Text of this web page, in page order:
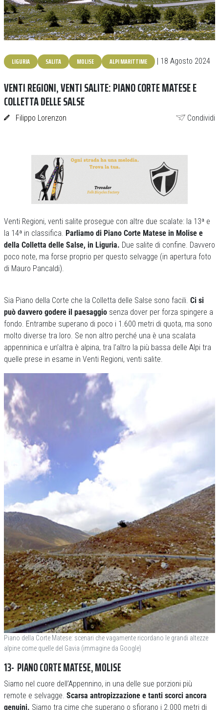
LIGURIA SALITA MOLISE ALPI MARITTIME | 18 Agosto 2024
VENTI REGIONI, VENTI SALITE: PIANO CORTE MATESE E
COLLETTA DELLE SALSE
Filippo Lorenzon Condividi
Venti Regioni, venti salite prosegue con altre due scalate: la 13ª e
la 14ª in classifica. Parliamo di Piano Corte Matese in Molise e
della Colletta delle Salse, in Liguria. Due salite di confine. Davvero
poco note, ma forse proprio per questo selvagge (in apertura foto
di Mauro Pancaldi).
Sia Piano della Corte che la Colletta delle Salse sono facili. Ci si
può davvero godere il paesaggio senza dover per forza spingere a
fondo. Entrambe superano di poco i 1.600 metri di quota, ma sono
molto diverse tra loro. Se non altro perché una è una scalata
appenninica e un’altra è alpina, tra l’altro la più bassa delle Alpi tra
quelle prese in esame in Venti Regioni, venti salite.
Piano della Corte Matese: scenari che vagamente ricordano le grandi altezze
alpine come quelle del Gavia (immagine da Google)
13- PIANO CORTE MATESE, MOLISE
Siamo nel cuore dell’Appennino, in una delle sue porzioni più
remote e selvagge. Scarsa antropizzazione e tanti scorci ancora
genuini. Siamo tra cime che superano o sfiorano i 2.000 metri di